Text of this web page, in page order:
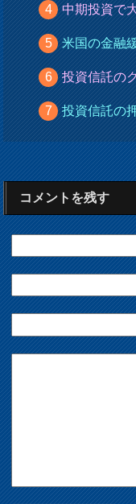
中期投資で
米国の金融
投資信託の
投資信託の
コメントを残す